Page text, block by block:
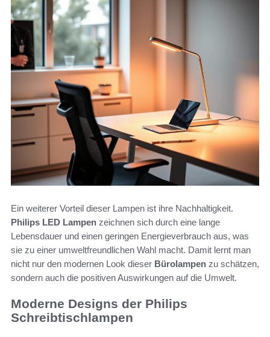
Ein weiterer Vorteil dieser Lampen ist ihre Nachhaltigkeit.
Philips LED Lampen zeichnen sich durch eine lange
Lebensdauer und einen geringen Energieverbrauch aus, was
sie zu einer umweltfreundlichen Wahl macht. Damit lernt man
nicht nur den modernen Look dieser Bürolampen zu schätzen,
sondern auch die positiven Auswirkungen auf die Umwelt.
Moderne Designs der Philips
Schreibtischlampen